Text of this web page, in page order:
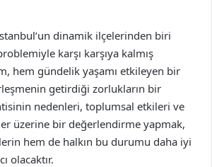
dinamik ilçelerinden biri
karşı karşıya kalmış
hem gündelik yaşamı etkileyen bir
getirdiği zorlukların bir
nedenleri, toplumsal etkileri ve
üzerine bir değerlendirme yapmak,
hem de halkın bu durumu daha iyi
olacaktır.